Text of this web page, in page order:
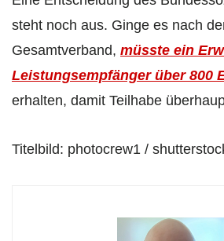
steht noch aus. Ginge es nach
Gesamtverband, müsste ein
Leistungsempfänger über 800
erhalten, damit Teilhabe
Titelbild: photocrew1 /